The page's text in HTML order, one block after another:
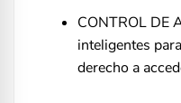
CONTROL DE
inteligentes
derecho a